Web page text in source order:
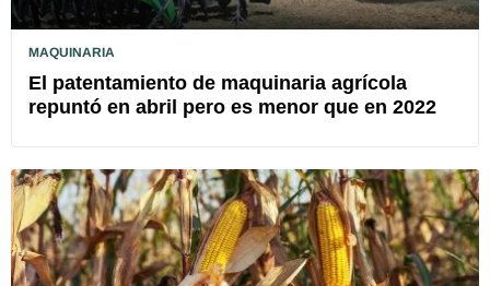
MAQUINARIA
El patentamiento de maquinaria agrícola
repuntó en abril pero es menor que en 2022